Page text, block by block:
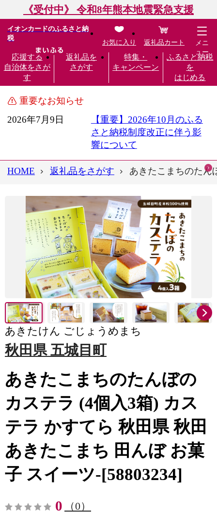
《受付中》 令和8年熊本地震緊急支援
イオンカードのふるさと納
税
応援する
自治体をさが
す
返礼品を
さがす
特集・
キャンペーン
ふるさと納税
を
はじめる
お気に入り 返礼品カート
メニ
ュー
重要なお知らせ
2026年7月9日
【重要】2026年10月のふる
さと納税制度改正に伴う影
響について
HOME 返礼品をさがす あきたこまちのたん
あきたけん ごじょうめまち
秋田県 五城目町
あきたこまちのたんぼの
カステラ (4個入3箱) カス
テラ かすてら 秋田県 秋田
あきたこまち 田んぼ お菓
子 スイーツ-[58803234]
0 （0）